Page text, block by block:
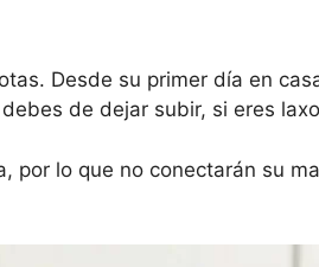
Desde su primer día en
de dejar subir, si eres
por lo que no conectarán su